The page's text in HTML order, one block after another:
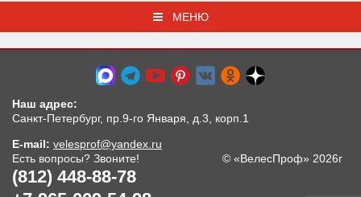
МЕНЮ
Наш адрес:
Санкт-Петербург, пр.9-го Января, д.3, корп.1
E-mail: velesprof@yandex.ru
Есть вопросы? Звоните!
(812) 448-88-78
© «ВелесПроф» 2026г